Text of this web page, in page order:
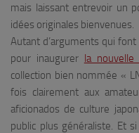
mais laissant entrevoir un
idées originales bienvenues.
Autant d’arguments qui font
pour inaugurer la
collection bien nommée «
fois clairement aux
aficionados de culture
public plus généraliste. Et